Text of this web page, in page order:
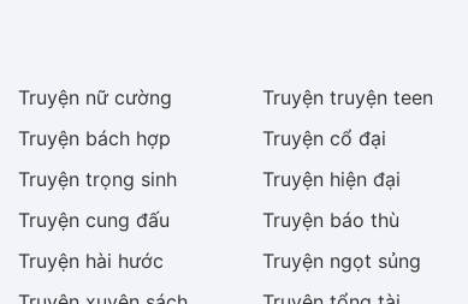
Truyện nữ cường Truyệntruyện teen
Truyện bách hợp Truyệncổ đại
Truyện trọng sinh Truyện hiện đại
Truyện cung đấu Truyện báo thù
Truyện hài hước Truyện ngọt sủng